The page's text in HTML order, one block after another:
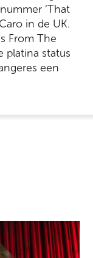
‘That
in de UK.
From The
platina status
een